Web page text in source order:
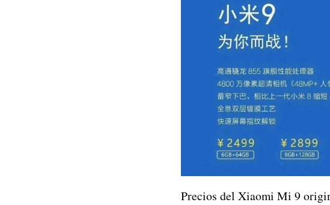
Precios del Xiaomi Mi 9